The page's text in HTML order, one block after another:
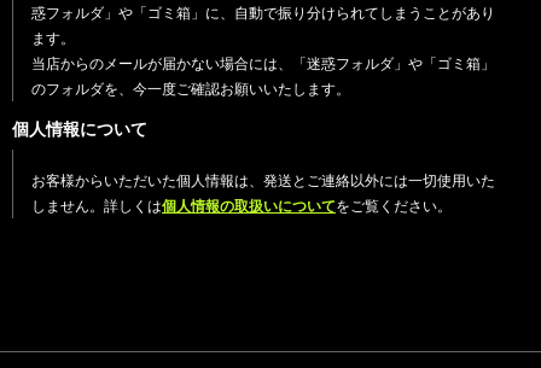
惑フォルダ」や「ゴミ箱」に、自動で振り分けられてしまうことがあり
ます。
当店からのメールが届かない場合には、「迷惑フォルダ」や「ゴミ箱」
のフォルダを、今一度ご確認お願いいたします。
個人情報について
お客様からいただいた個人情報は、発送とご連絡以外には一切使用いた
しません。詳しくは個人情報の取扱いについてをご覧ください。